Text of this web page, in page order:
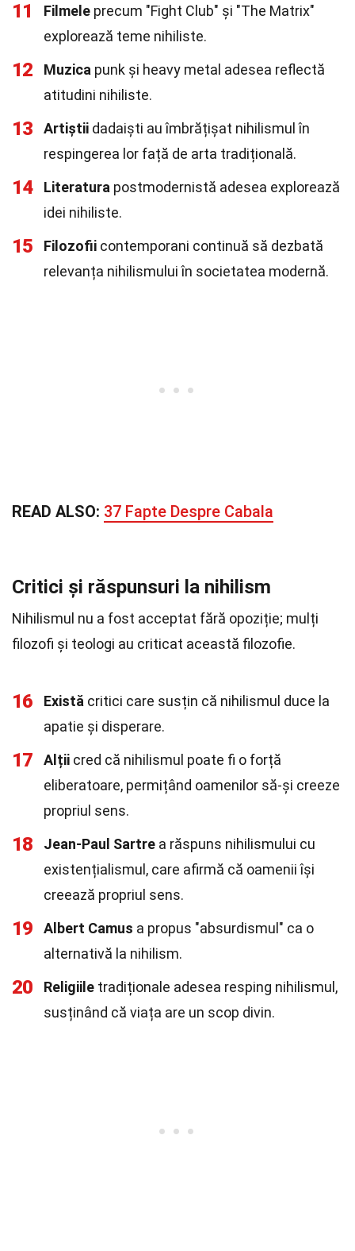
11 Filmele precum "Fight Club" și "The Matrix"
explorează teme nihiliste.
12 Muzica punk și heavy metal adesea reflectă
atitudini nihiliste.
13 Artiștii dadaiști au îmbrățișat nihilismul în
respingerea lor față de arta tradițională.
14 Literatura postmodernistă adesea explorează
idei nihiliste.
15 Filozofii contemporani continuă să dezbată
relevanța nihilismului în societatea modernă.
READ ALSO: 37 Fapte Despre Cabala
Critici și răspunsuri la nihilism
Nihilismul nu a fost acceptat fără opoziție; mulți
filozofi și teologi au criticat această filozofie.
16 Există critici care susțin că nihilismul duce la
apatie și disperare.
17 Alții cred că nihilismul poate fi o forță
eliberatoare, permițând oamenilor să-și creeze
propriul sens.
18 Jean-Paul Sartre a răspuns nihilismului cu
existențialismul, care afirmă că oamenii își
creează propriul sens.
19 Albert Camus a propus "absurdismul" ca o
alternativă la nihilism.
20 Religiile tradiționale adesea resping nihilismul,
susținând că viața are un scop divin.